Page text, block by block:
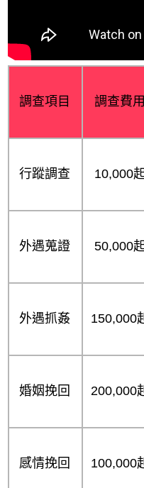
調查項目 調查費用
行蹤調查 10,000
外遇蒐證 50,000
外遇抓姦 150,000
婚姻挽回 200,000
感情挽回 100,000